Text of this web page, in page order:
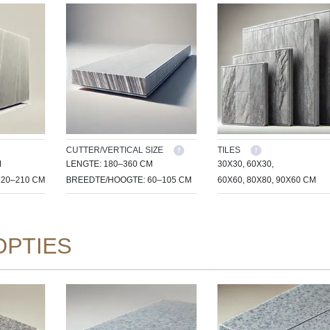
CM
CUTTER/VERTICAL SIZE
LENGTE: 180–360 CM
BREEDTE/HOOGTE: 60–105 CM
TILES
30X30, 60X30,
60X60, 80X80, 90X60 CM